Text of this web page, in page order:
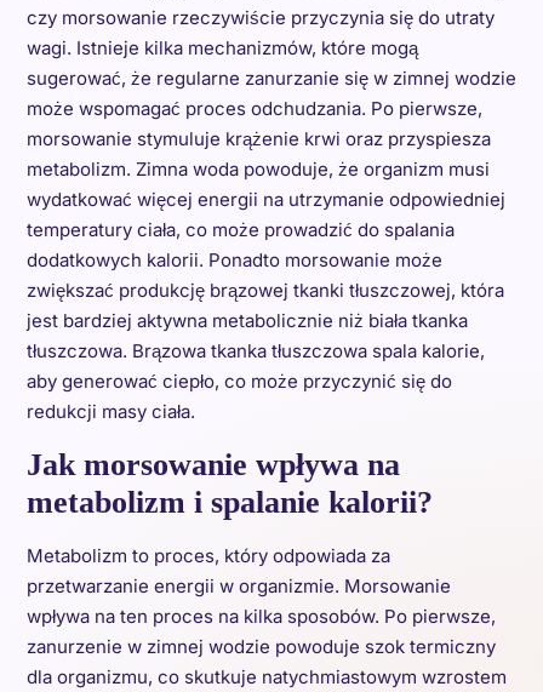
czy morsowanie rzeczywiście przyczynia się do utraty
wagi. Istnieje kilka mechanizmów, które mogą
sugerować, że regularne zanurzanie się w zimnej wodzie
może wspomagać proces odchudzania. Po pierwsze,
morsowanie stymuluje krążenie krwi oraz przyspiesza
metabolizm. Zimna woda powoduje, że organizm musi
wydatkować więcej energii na utrzymanie odpowiedniej
temperatury ciała, co może prowadzić do spalania
dodatkowych kalorii. Ponadto morsowanie może
zwiększać produkcję brązowej tkanki tłuszczowej, która
jest bardziej aktywna metabolicznie niż biała tkanka
tłuszczowa. Brązowa tkanka tłuszczowa spala kalorie,
aby generować ciepło, co może przyczynić się do
redukcji masy ciała.
Jak morsowanie wpływa na
metabolizm i spalanie kalorii?
Metabolizm to proces, który odpowiada za
przetwarzanie energii w organizmie. Morsowanie
wpływa na ten proces na kilka sposobów. Po pierwsze,
zanurzenie w zimnej wodzie powoduje szok termiczny
dla organizmu, co skutkuje natychmiastowym wzrostem